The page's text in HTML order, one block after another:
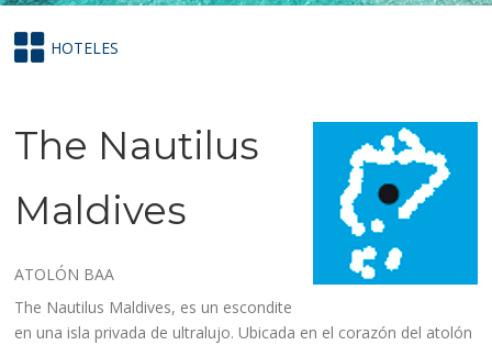
HOTELES
The Nautilus
Maldives
ATOLÓN BAA
The Nautilus Maldives, es un escondite
en una isla privada de ultralujo. Ubicada en el corazón del atolón